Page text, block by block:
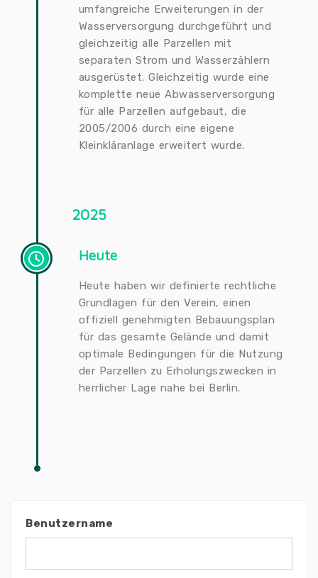
umfangreiche Erweiterungen in der
Wasserversorgung durchgeführt und
gleichzeitig alle Parzellen mit
separaten Strom und Wasserzählern
ausgerüstet. Gleichzeitig wurde eine
komplette neue Abwasserversorgung
für alle Parzellen aufgebaut, die
2005/2006 durch eine eigene
Kleinkläranlage erweitert wurde.
2025
Heute
Heute haben wir definierte rechtliche
Grundlagen für den Verein, einen
offiziell genehmigten Bebauungsplan
für das gesamte Gelände und damit
optimale Bedingungen für die Nutzung
der Parzellen zu Erholungszwecken in
herrlicher Lage nahe bei Berlin.
Benutzername